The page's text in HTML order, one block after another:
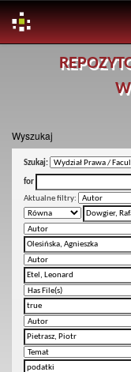
Wyszukaj
Szukaj:
for
Aktualne filtry: